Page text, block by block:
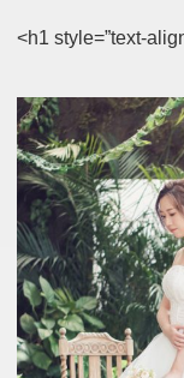
<h1 style=”text-